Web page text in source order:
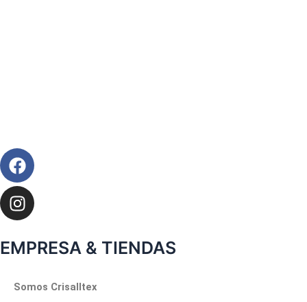
Facebook
Instagram
EMPRESA & TIENDAS
Somos Crisalltex